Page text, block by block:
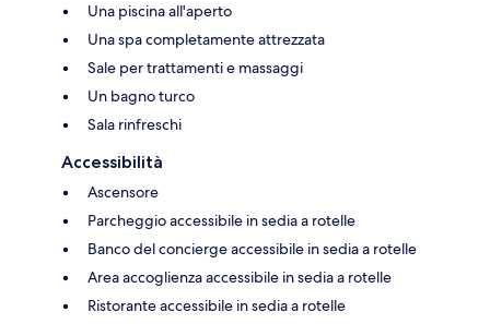
Una piscina all'aperto
Una spa completamente attrezzata
Sale per trattamenti e massaggi
Un bagno turco
Sala rinfreschi
Accessibilità
Ascensore
Parcheggio accessibile in sedia a rotelle
Banco del concierge accessibile in sedia a rotelle
Area accoglienza accessibile in sedia a rotelle
Ristorante accessibile in sedia a rotelle